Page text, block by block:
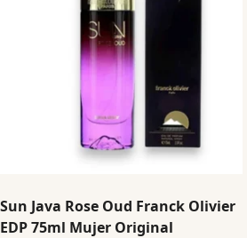
Sun Java Rose Oud Franck Olivier
EDP 75ml Mujer Original